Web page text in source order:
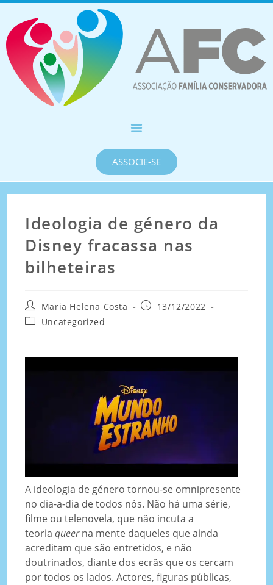
ASSOCIE-SE
Ideologia de género da
Disney fracassa nas
bilheteiras
Maria Helena Costa
13/12/2022
Uncategorized
A ideologia de género tornou-se omnipresente
no dia-a-dia de todos nós. Não há uma série,
filme ou telenovela, que não incuta a
teoriaqueerna mente daqueles que ainda
acreditam que são entretidos, e não
doutrinados, diante dos ecrãs que os cercam
por todos os lados. Actores, figuras públicas,